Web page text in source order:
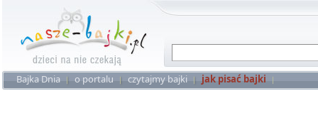
Bajka Dnia o portalu czytajmy bajki jak pisać bajki